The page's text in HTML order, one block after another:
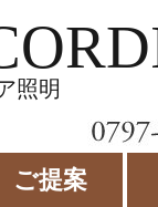
照明
ご提案